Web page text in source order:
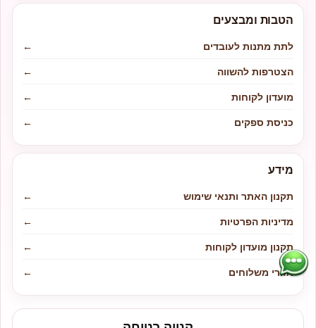
הטבות ומבצעים
לתת מתנות לעובדים
←
הצטרפות להשווה
←
מועדון לקוחות
←
כניסת ספקים
←
מידע
תקנון האתר ותנאי שימוש
←
מדיניות הפרטיות
←
תקנון מועדון לקוחות
←
אזורי משלוחים
←